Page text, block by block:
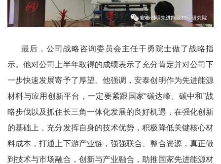
最后，公司战略咨询委员会主任干勇院士做了战略指
示。他对公司上半年取得的成绩表示了充分肯定并对公司下
一步快速发展寄予了厚望。他强调，安泰创明作为先进能源
材料与应用创新平台，一定要紧跟国家“碳达峰、碳中和”战
略步伐以及抓住长三角一体化发展的良好机遇，在强化创新
的基础上，充分发挥自身的技术优势，积极降低关键核心材
料成本，打通上下游产业链，强强联合、整合资源，真正做
到技术与市场融合，创新与产业融合，助推国家先进能源材